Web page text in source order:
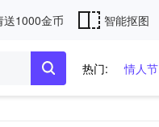
送1000金币 智能抠图
热门: 情人节